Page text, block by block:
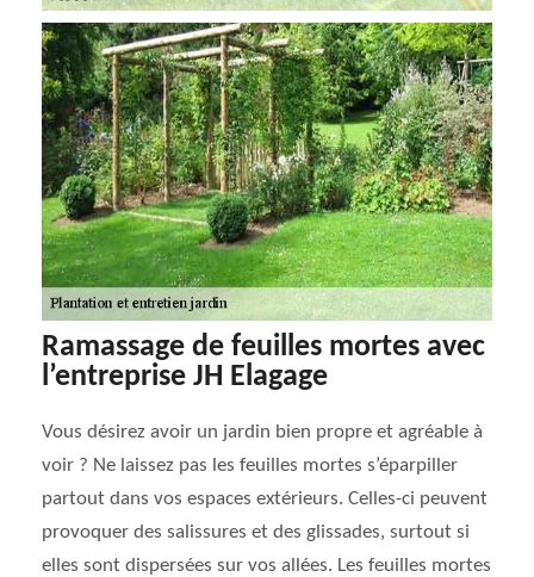
Ramassage de feuilles mortes avec
l’entreprise JH Elagage
Vous désirez avoir un jardin bien propre et agréable à
voir ? Ne laissez pas les feuilles mortes s’éparpiller
partout dans vos espaces extérieurs. Celles-ci peuvent
provoquer des salissures et des glissades, surtout si
elles sont dispersées sur vos allées. Les feuilles mortes